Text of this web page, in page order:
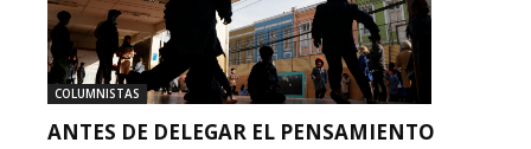
COLUMNISTAS
ANTES DE DELEGAR EL PENSAMIENTO